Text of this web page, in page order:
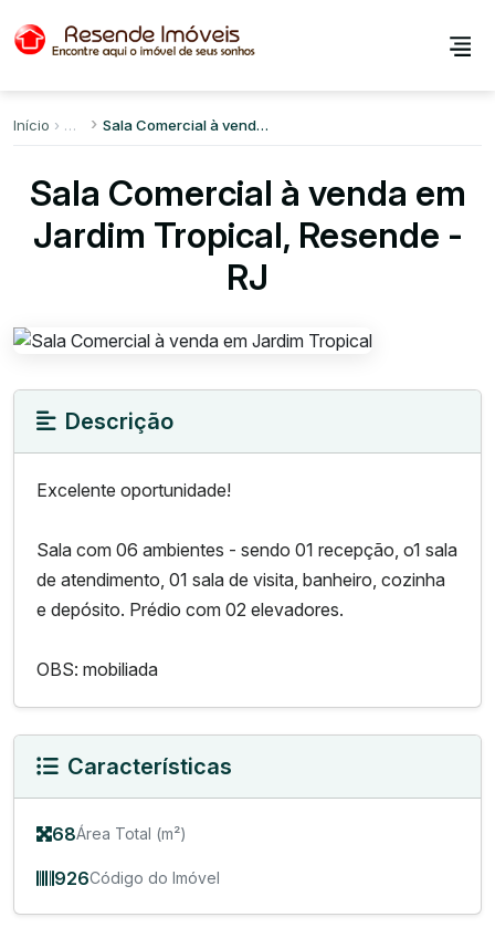
Início Sala Comercial à venda em Jardim Tropical
Sala Comercial à venda em
Jardim Tropical, Resende -
RJ
Descrição
Excelente oportunidade!
Sala com 06 ambientes - sendo 01 recepção, o1 sala
de atendimento, 01 sala de visita, banheiro, cozinha
e depósito. Prédio com 02 elevadores.
OBS: mobiliada
Características
68Área Total (m²)
926Código do Imóvel